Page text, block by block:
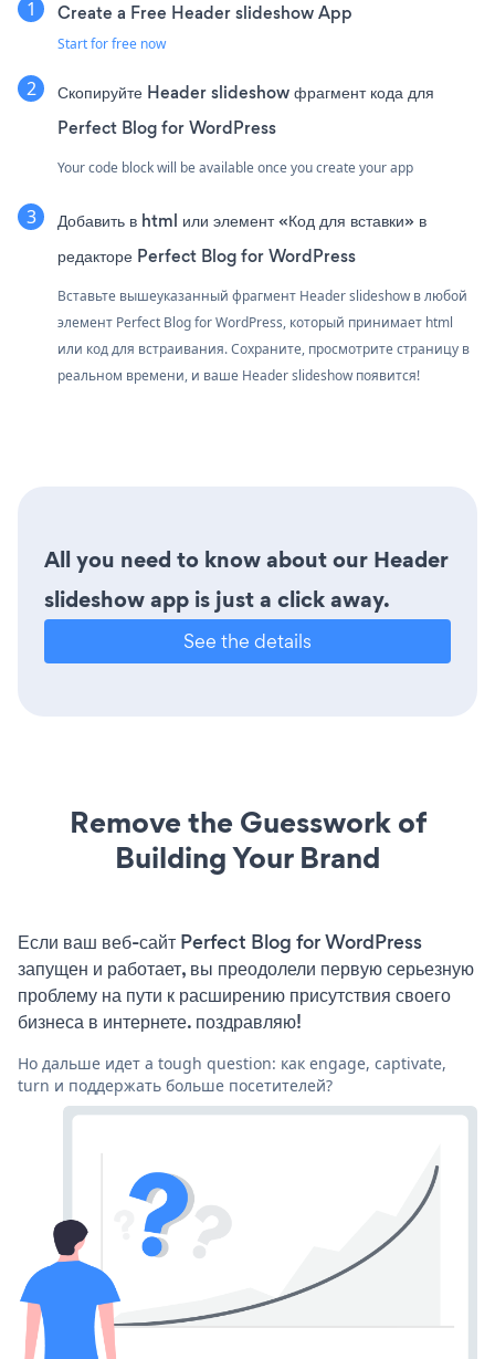
Create a Free Header slideshow App
Start for free now
Скопируйте Header slideshow фрагмент кода для
Perfect Blog for WordPress
Your code block will be available once you create your app
Добавить в html или элемент «Код для вставки» в
редакторе Perfect Blog for WordPress
Вставьте вышеуказанный фрагмент Header slideshow в любой
элемент Perfect Blog for WordPress, который принимает html
или код для встраивания. Сохраните, просмотрите страницу в
реальном времени, и ваше Header slideshow появится!
All you need to know about our Header
slideshow app is just a click away.
See the details
Remove the Guesswork of
Building Your Brand
Если ваш веб-сайт Perfect Blog for WordPress
запущен и работает, вы преодолели первую серьезную
проблему на пути к расширению присутствия своего
бизнеса в интернете. поздравляю!
Но дальше идет a tough question: как engage, captivate,
turn и поддержать больше посетителей?